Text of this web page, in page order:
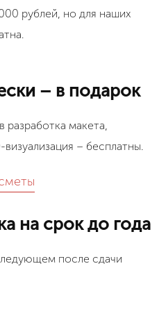
рублей, но для наших
– в подарок
разработка макета,
– бесплатны.
на срок до года
после сдачи